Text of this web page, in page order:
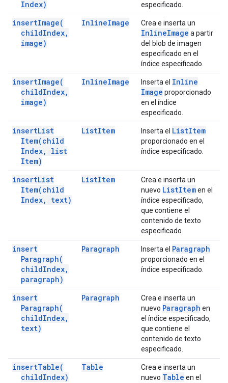
Index) especificado.
insertImage(
childIndex,
image)
InlineImage Crea e inserta un
InlineImage a partir
del blob de imagen
especificado en el
índice especificado.
insertImage(
childIndex,
image)
InlineImage Inserta el Inline
Image proporcionado
en el índice
especificado.
insertList
Item(child
Index,
list
Item)
ListItem Inserta el ListItem
proporcionado en el
índice especificado.
insertList
Item(child
Index, text)
ListItem
Crea e inserta un
nuevo ListItemen el
índice especificado,
que contiene el
contenido de texto
especificado.
insert
Paragraph(
childIndex,
paragraph)
Paragraph Inserta el Paragraph
proporcionado en el
índice especificado.
insert
Paragraph(
childIndex,
text)
Paragraph
Crea e inserta un
nuevo Paragraph en
el índice especificado,
que contiene el
contenido de texto
especificado.
insertTable(
childIndex)
Table
Crea e inserta un
nuevo Table en el